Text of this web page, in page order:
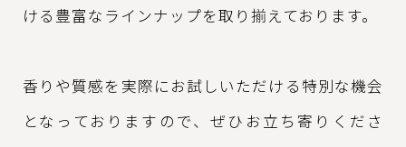
ける豊富なラインナップを取り揃えております。
香りや質感を実際にお試しいただける特別な機会
となっておりますので、ぜひお立ち寄りくださ